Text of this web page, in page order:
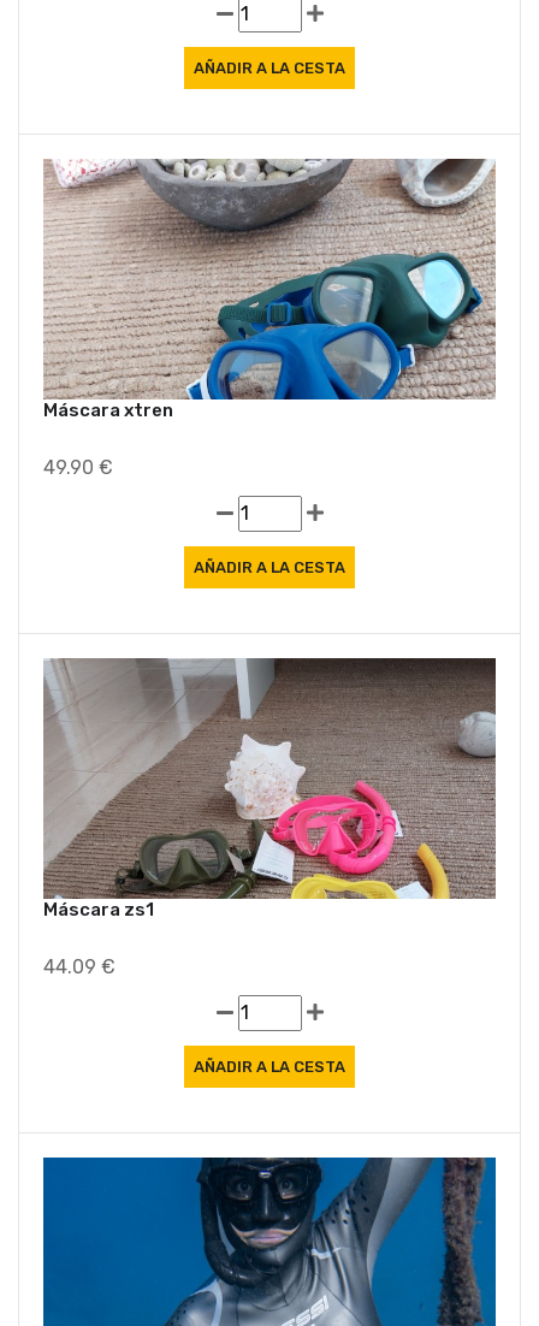
Máscara xtren
49.90 €
Máscara zs1
44.09 €